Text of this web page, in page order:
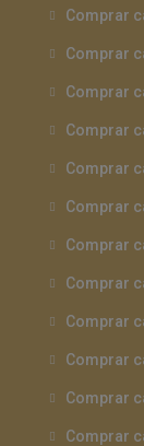
Comprar
Comprar
Comprar
Comprar
Comprar
Comprar
Comprar
Comprar
Comprar
Comprar
Comprar
Comprar